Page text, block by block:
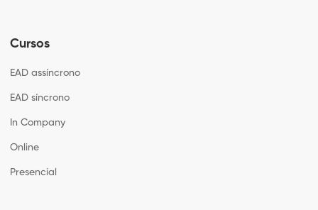
Cursos
EAD assíncrono
EAD síncrono
In Company
Online
Presencial